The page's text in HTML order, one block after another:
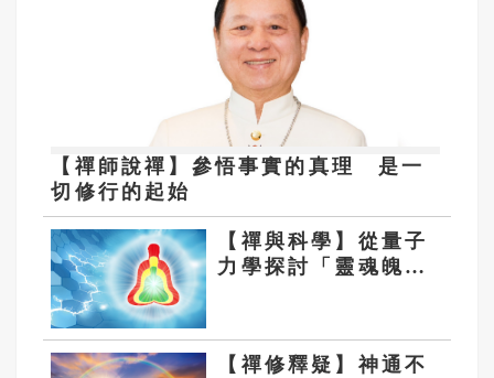
【禪師說禪】參悟事實的真理 是一
切修行的起始
【禪與科學】從量子
力學探討「靈魂魄」
【禪修釋疑】神通不